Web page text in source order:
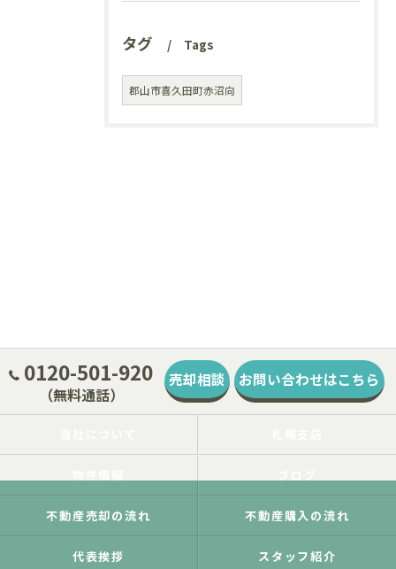
タグ Tags
郡山市喜久田町赤沼向
0120-501-920
（無料通話）
売却相談 お問い合わせはこちら
不動産売却の流れ 不動産購入の流れ
代表挨拶 スタッフ紹介